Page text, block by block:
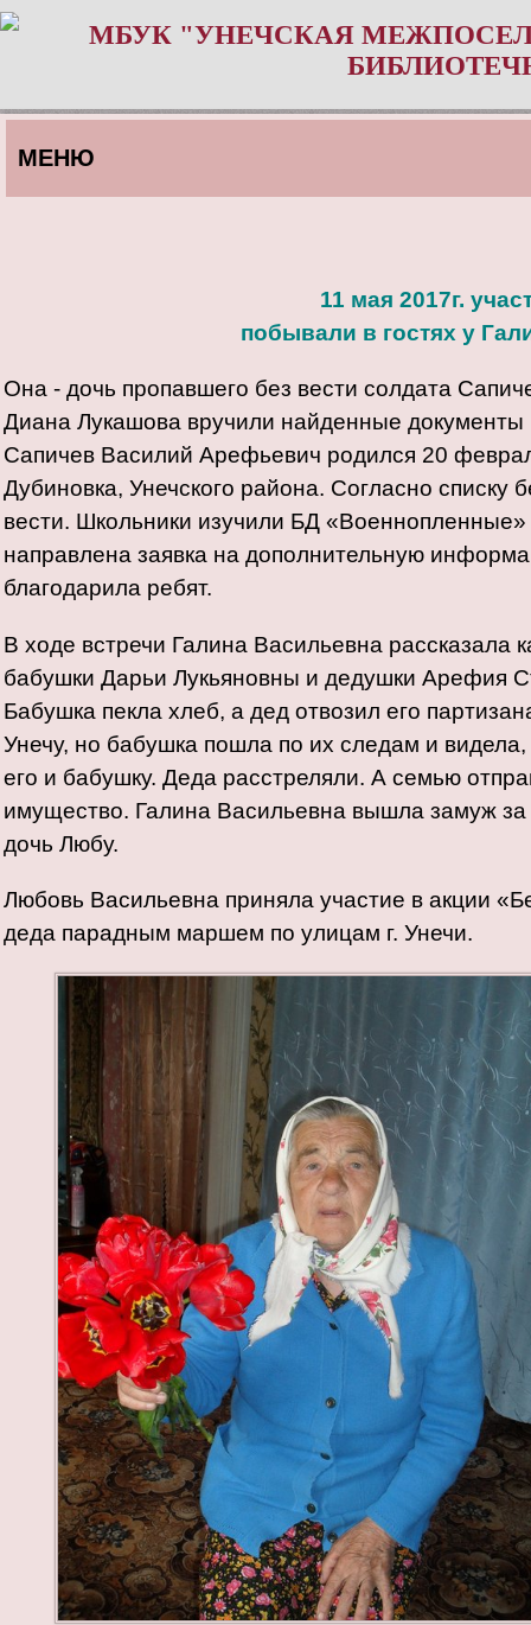
МБУК "УНЕЧСКАЯ
МЕНЮ
11 мая 2017г.
побывали в гостях у
Она - дочь пропавшего без вести солдата
Диана Лукашова вручили найденные
Сапичев Василий Арефьевич родился 20
Дубиновка, Унечского района. Согласно
вести. Школьники изучили БД
направлена заявка на дополнительную
благодарила ребят.
В ходе встречи Галина Васильевна рассказала
бабушки Дарьи Лукьяновны и дедушки Арефия
Бабушка пекла хлеб, а дед отвозил его
Унечу, но бабушка пошла по их следам и
его и бабушку. Деда расстреляли. А семью
имущество. Галина Васильевна вышла замуж
дочь Любу.
Любовь Васильевна приняла участие в акции
деда парадным маршем по улицам г. Унечи.